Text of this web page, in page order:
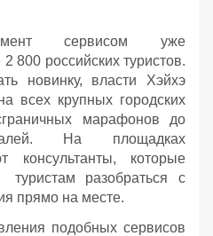
сервисом уже
800 российских туристов.
новинку, власти Хэйхэ
всех крупных городских
марафонов до
На площадках
консультанты, которые
разобраться с
прямо на месте.
подобных сервисов